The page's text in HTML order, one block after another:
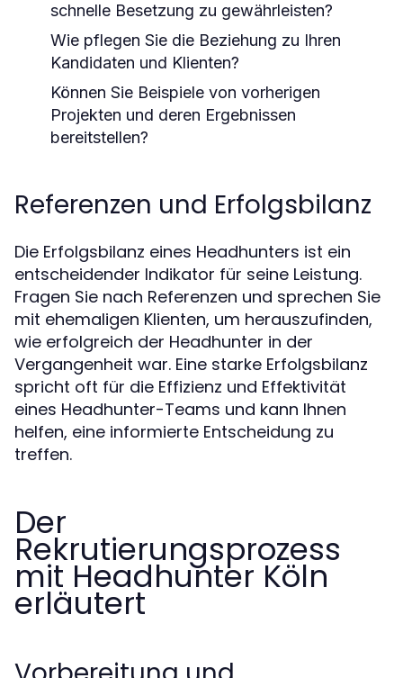
schnelle Besetzung zu gewährleisten?
Wie pflegen Sie die Beziehung zu Ihren
Kandidaten und Klienten?
Können Sie Beispiele von vorherigen
Projekten und deren Ergebnissen
bereitstellen?
Referenzen und Erfolgsbilanz
Die Erfolgsbilanz eines Headhunters ist ein
entscheidender Indikator für seine Leistung.
Fragen Sie nach Referenzen und sprechen Sie
mit ehemaligen Klienten, um herauszufinden,
wie erfolgreich der Headhunter in der
Vergangenheit war. Eine starke Erfolgsbilanz
spricht oft für die Effizienz und Effektivität
eines Headhunter-Teams und kann Ihnen
helfen, eine informierte Entscheidung zu
treffen.
Der
Rekrutierungsprozess
mit Headhunter Köln
erläutert